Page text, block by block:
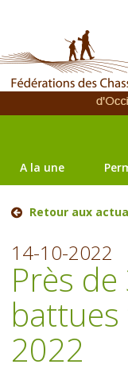
A la une
Retour aux
14-10-2022
Près
2022